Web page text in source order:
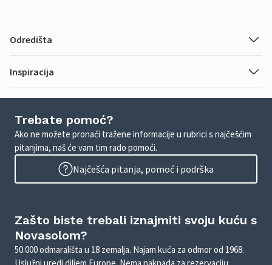
Odredišta
Inspiracija
Trebate pomoć?
Ako ne možete pronaći tražene informacije u rubrici s najčešćim
pitanjima, naš će vam tim rado pomoći.
Najčešća pitanja, pomoć i podrška
Zašto biste trebali iznajmiti svoju kuću s
Novasolom?
50.000 odmarališta u 18 zemalja. Najam kuća za odmor od 1968.